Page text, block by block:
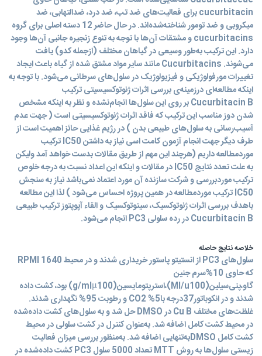
cucurbitacin برای فعالیت‌های ضد تب، ضد درد، ضدالتهابی، ضد
میکروبی و ضد تومور شناخته‌شده‌اند. در حال حاضر 12 دسته اصلی برای گروه
cucurbitacins و مشتقات آن‌ها با توجه به تنوع زنجیره جانبی آن‌ها وجود
دارد. این ترکیب به‌طور وسیعی در گیاهان مختلف (ازجمله کدو) یافت
می‌شوند. Cucurbitacins مانند سایر مواد مشتق شده از گیاه باعث ایجاد
تغییرات مورفولوژیکی و فیزیولوژیک در سلول‌های سرطانی می‌شود. با توجه به
اینکه مطالعه‌ای درزمینه‌ی بررسی اثرات ژنوتوکسیسیتی ترکیب
Cucurbitacin B بر روی این سلول‌ها انجام‌نشده و نظر به اینکه مشخص
شدن دوز مناسب این ترکیب که فاقد اثرات ژنوتوکسیسیتی است ( جهت عدم
آسیب‌رسانی به سلول‌های طبیعی بدن ) در رژیم غذایی حائز اهمیت است از
طرف دیگر جهت انجام آزمون کامت اسی نیاز به داشتن IC50 ترکیب
موردمطالعه داریم (هرچند این مهم از طریق مقالات بدست خواهد آمد ولیکن
به علت تعدد نتایج IC50 در مقالات و اینکه این اعداد نسبت به درجه خلوص
ترکیب موردبررسی و شرکت سازنده آن مورد اعتماد نمی‌باشد نیاز به سنجش
IC50 ترکیب موردمطالعه در همین پروژه احساس می‌شود ) لذا این مطالعه
باهدف بررسی اثرات ژنوتوکسیک، سیتوتوکسیک و القاء آپوپتوز ترکیب طبیعی
Cucurbitacin B در رده سلولی PC3 انجام می‌شود.
خلاصه نتایج حاصله
سلول‌های PC3 از انستیتو پاستور خریداری شدند و در محیط RPMI 1640
که حاوی 10%سرم جنین
گاو،پنی‌سیلین(Ml/u100)،استرپتومایسین(g/mlµ100) بود، کشت داده
شدند و در انکوباتور37درجه با5% CO2 و رطوبت 95% نگهداری شدند.
غلظت‌های مختلف Cu B در DMSO حل شد و به سلول‌های کشت داده‌شده
در محیط کشت کامل اضافه شد. به‌عنوان کنترل در کشت سلولی در محیط
کشت کامل DMSOبه‌تنهایی اضافه شد. به‌منظور بررسی میزان فعالیت
زیستی سلول‌ها به روش MTT تعداد 5000 سلول PC3 کشت داده‌شده در